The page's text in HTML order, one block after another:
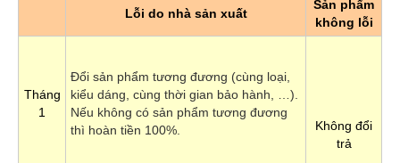
Lỗi do nhà sản xuất
Sản phẩm
không lỗi
Tháng
1
Đổi sản phẩm tương đương (cùng loại,
kiểu dáng, cùng thời gian bảo hành, …).
Nếu không có sản phẩm tương đương
thì hoàn tiền 100%.
Không đổi
trả